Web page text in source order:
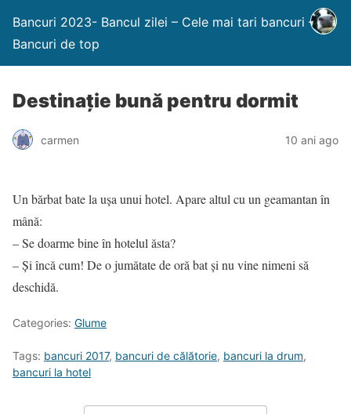
Bancuri 2023- Bancul zilei – Cele mai tari bancuri –
Bancuri de top
Destinaţie bună pentru dormit
carmen 10 ani ago
Un bărbat bate la uşa unui hotel. Apare ‎altul cu un geamantan în
mână:‎
‎– Se doarme bine în hotelul ăsta?‎
‎– Şi încă cum! De o jumătate de oră bat şi ‎nu vine nimeni să
deschidă.
Categories: Glume
Tags: bancuri 2017, bancuri de călătorie, bancuri la drum,
bancuri la hotel